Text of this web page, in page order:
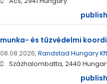
munka- és tűzvédelmi
08.08.2026, Randstad Hungary
Százhalombatta, 2440